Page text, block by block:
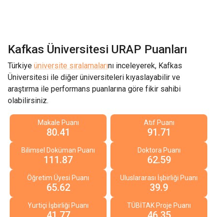
Kafkas Üniversitesi URAP Puanları
Türkiye üniversite sıralamalarını inceleyerek, Kafkas
Üniversitesi ile diğer üniversiteleri kıyaslayabilir ve
araştırma ile performans puanlarına göre fikir sahibi
olabilirsiniz.
Makale Puanı
80.41
Atıf Puanı
91.71
Bilimsel Doküman Puanı
111.87
Doktora Puanı
62.59
Öğretim Üyesi Puanı
65.62
Uluslararası İşbirliği Puanı
39.9
Yurtiçi İşbirliği Puanı TÜBİTAK Proje Puanı